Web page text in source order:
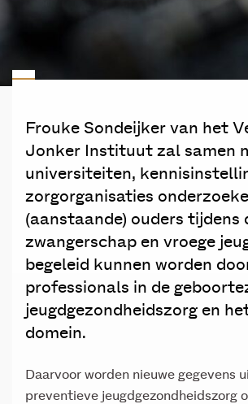
Frouke Sondeijker van het
Jonker Instituut zal samen
universiteiten,
zorgorganisaties
(aanstaande) ouders tijdens
zwangerschap en vroege
begeleid kunnen worden
professionals in de
jeugdgezondheidszorg en
domein.
Daarvoor worden nieuwe gegevens
preventieve jeugdgezondheidszorg